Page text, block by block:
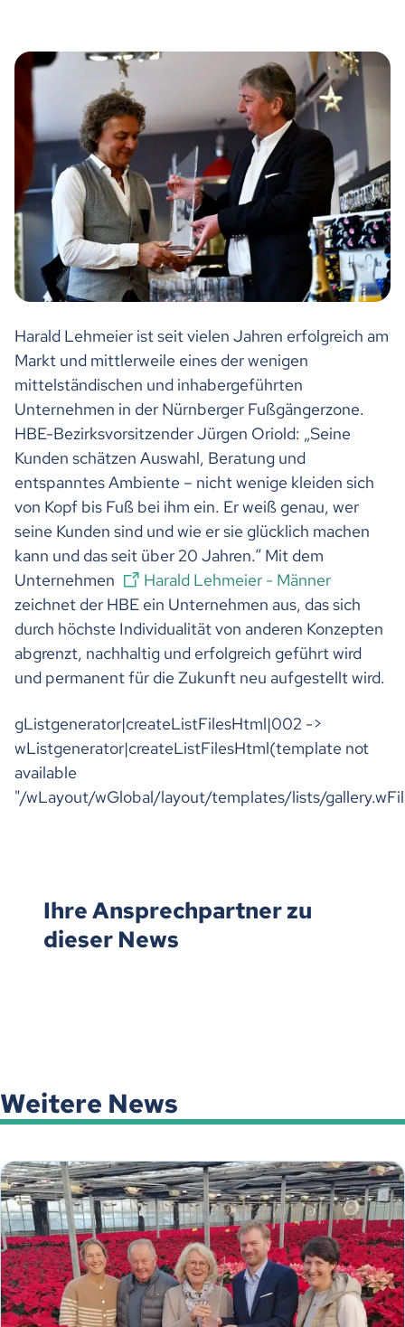
Harald Lehmeier ist seit vielen Jahren erfolgreich am
Markt und mittlerweile eines der wenigen
mittelständischen und inhabergeführten
Unternehmen in der Nürnberger Fußgängerzone.
HBE-Bezirksvorsitzender Jürgen Oriold: „Seine
Kunden schätzen Auswahl, Beratung und
entspanntes Ambiente – nicht wenige kleiden sich
von Kopf bis Fuß bei ihm ein. Er weiß genau, wer
seine Kunden sind und wie er sie glücklich machen
kann und das seit über 20 Jahren.“ Mit dem
Unternehmen
Harald Lehmeier - Männer
zeichnet der HBE ein Unternehmen aus, das sich
durch höchste Individualität von anderen Konzepten
abgrenzt, nachhaltig und erfolgreich geführt wird
und permanent für die Zukunft neu aufgestellt wird.
gListgenerator|createListFilesHtml|002 ->
wListgenerator|createListFilesHtml(template not
available
"/wLayout/wGlobal/layout/templates/lists/
Ihre Ansprechpartner zu
dieser News
Weitere News